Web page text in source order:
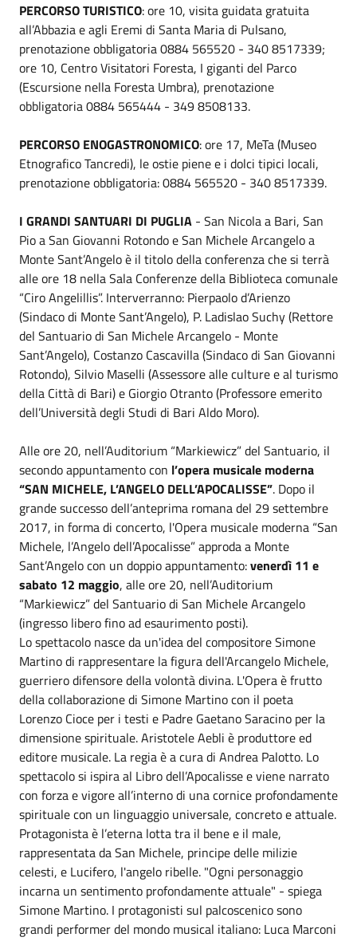
PERCORSO TURISTICO: ore 10, visita guidata gratuita
all’Abbazia e agli Eremi di Santa Maria di Pulsano,
prenotazione obbligatoria 0884 565520 - 340 8517339;
ore 10, Centro Visitatori Foresta, I giganti del Parco
(Escursione nella Foresta Umbra), prenotazione
obbligatoria 0884 565444 - 349 8508133.
PERCORSO ENOGASTRONOMICO: ore 17, MeTa (Museo
Etnografico Tancredi), le ostie piene e i dolci tipici locali,
prenotazione obbligatoria: 0884 565520 - 340 8517339.
I GRANDI SANTUARI DI PUGLIA - San Nicola a Bari, San
Pio a San Giovanni Rotondo e San Michele Arcangelo a
Monte Sant’Angelo è il titolo della conferenza che si terrà
alle ore 18 nella Sala Conferenze della Biblioteca comunale
“Ciro Angelillis”. Interverranno: Pierpaolo d’Arienzo
(Sindaco di Monte Sant’Angelo), P. Ladislao Suchy (Rettore
del Santuario di San Michele Arcangelo - Monte
Sant’Angelo), Costanzo Cascavilla (Sindaco di San Giovanni
Rotondo), Silvio Maselli (Assessore alle culture e al turismo
della Città di Bari) e Giorgio Otranto (Professore emerito
dell’Università degli Studi di Bari Aldo Moro).
Alle ore 20, nell’Auditorium “Markiewicz” del Santuario, il
secondo appuntamento con l’opera musicale moderna
“SAN MICHELE, L’ANGELO DELL’APOCALISSE”. Dopo il
grande successo dell’anteprima romana del 29 settembre
2017, in forma di concerto, l'Opera musicale moderna “San
Michele, l’Angelo dell’Apocalisse” approda a Monte
Sant’Angelo con un doppio appuntamento:venerdì 11 e
sabato 12 maggio, alle ore 20, nell’Auditorium
“Markiewicz” del Santuario di San Michele Arcangelo
(ingresso libero fino ad esaurimento posti).
Lo spettacolo nasce da un'idea del compositore Simone
Martino di rappresentare la figura dell'Arcangelo Michele,
guerriero difensore della volontà divina. L'Opera è frutto
della collaborazione di Simone Martino con il poeta
Lorenzo Cioce per i testi e Padre Gaetano Saracino per la
dimensione spirituale. Aristotele Aebli è produttore ed
editore musicale. La regia è a cura di Andrea Palotto. Lo
spettacolo si ispira al Libro dell’Apocalisse e viene narrato
con forza e vigore all’interno di una cornice profondamente
spirituale con un linguaggio universale, concreto e attuale.
Protagonista è l’eterna lotta tra il bene e il male,
rappresentata da San Michele, principe delle milizie
celesti, e Lucifero, l'angelo ribelle. "Ogni personaggio
incarna un sentimento profondamente attuale" - spiega
Simone Martino. I protagonisti sul palcoscenico sono
grandi performer del mondo musical italiano: Luca Marconi